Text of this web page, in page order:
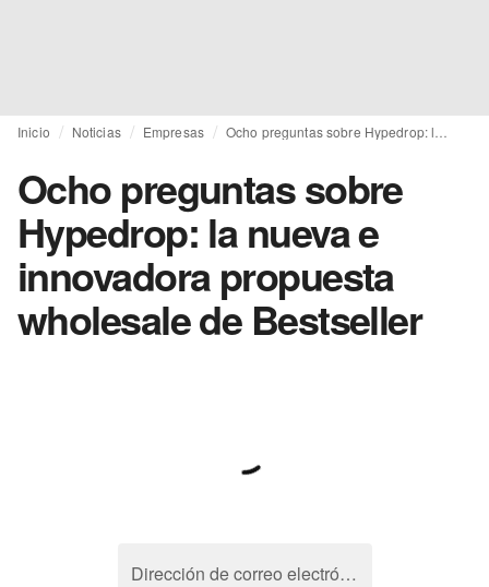
Inicio Noticias Empresas
Ocho preguntas sobre
Hypedrop: la nueva e
innovadora propuesta
wholesale de Bestseller
Dirección de correo electrónico